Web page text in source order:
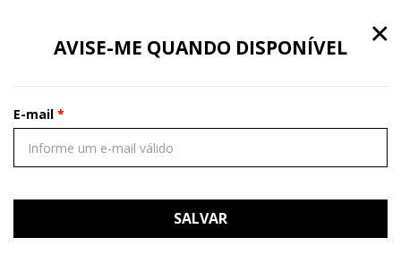
×
AVISE-ME QUANDO DISPONÍVEL
E-mail
SALVAR